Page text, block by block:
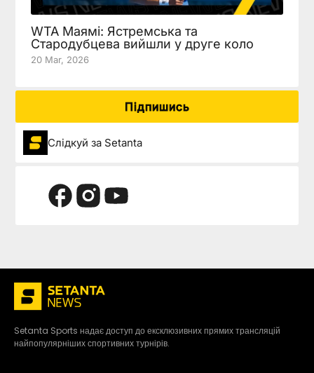
WTA Маямі: Ястремська та
Стародубцева вийшли у друге коло
20 Mar, 2026
Підпишись
Слідкуй за Setanta
Setanta Sports надає доступ до ексклюзивних прямих трансляцій
найпопулярніших спортивних турнірів.